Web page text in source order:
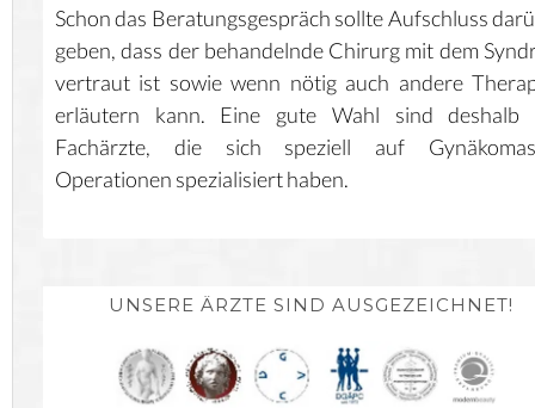
Schon das Beratungsgespräch sollte Aufschluss
geben, dass der behandelnde Chirurg mit dem
vertraut ist sowie wenn nötig auch andere
erläutern kann. Eine gute Wahl sind deshalb
Fachärzte, die sich speziell auf
Operationen spezialisiert haben.
UNSERE ÄRZTE SIND AUSGEZEICHNET!